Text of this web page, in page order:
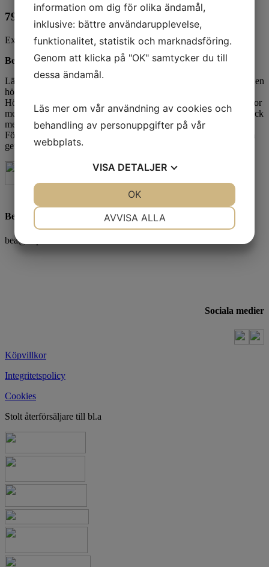
799
Exkl. moms
Beskrivning
Lättskött polyester/bomull som håller färg och form. Bröstfickor, den
högra med ficklock och kardborrestängning. Hängslen med resår.
Hölsterfickor med extra fack och extra ficka med blixtlås. Bakfickor
med lock och kardborrestängning. Benficka med extra fack och lock
med kardborrestängning. Tumstocksficka med knivhållare.
Förstärkning på knäskyddsfickor. C42-64 kan förlängas med 5 cm
genom ett utvik i benslutet.
Beatrice Bornius
bea@beprofil.se
Sociala medier
Köpvillkor
Integritetspolicy
Cookies
Stolt återförsäljare till bl.a
information om dig för olika ändamål,
inklusive: bättre användarupplevelse,
funktionalitet, statistik och marknadsföring.
Genom att klicka på "OK" samtycker du till
dessa ändamål.
Läs mer om vår användning av cookies och
behandling av personuppgifter på vår
webbplats.
VISA DETALJER
AVVISA ALLA
OK